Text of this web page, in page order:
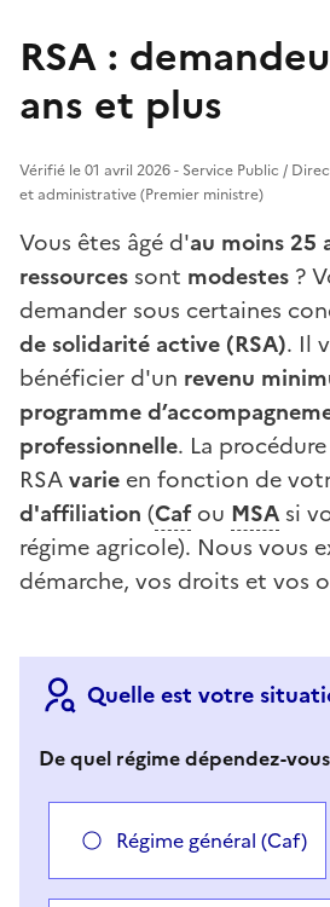
RSA :
ans et plus
Vérifié le 01 avril 2026 - Service Public /
et administrative (Premier ministre)
Vous êtes âgé d'au moins 25
ressources sont modestes ?
demander sous certaines
de solidarité active (RSA). Il
bénéficier d'un revenu
programme
professionnelle. La
RSAvarie en fonction de
d'affiliation (Cafou MSA si
régime agricole). Nous vous
démarche, vos droits et vos
Quelle est votre
De quel régime dépendez-
Régime général (Caf)